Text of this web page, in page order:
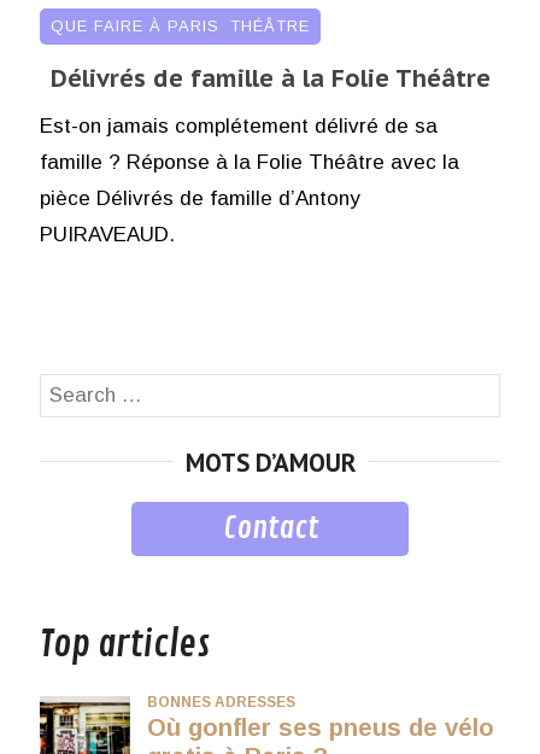
QUE FAIRE À PARIS THÉÂTRE
Délivrés de famille à la Folie Théâtre
Est-on jamais complétement délivré de sa
famille ? Réponse à la Folie Théâtre avec la
pièce Délivrés de famille d’Antony
PUIRAVEAUD.
Search
MOTS D’AMOUR
Contact
Top articles